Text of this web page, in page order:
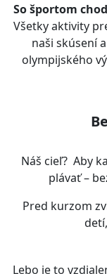
So športom
Všetky aktivity
naši skúsení
olympijského
Náš cieľ? Aby
plávať –
Pred kurzom
Lebo je to